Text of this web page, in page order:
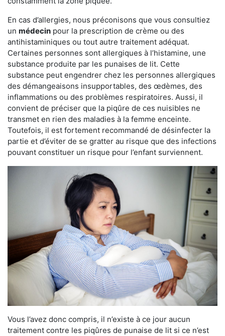
En cas d’allergies, nous préconisons que vous consultiez
un médecin pour la prescription de crème ou des
antihistaminiques ou tout autre traitement adéquat.
Certaines personnes sont allergiques à l’histamine, une
substance produite par les punaises de lit. Cette
substance peut engendrer chez les personnes allergiques
des démangeaisons insupportables, des œdèmes, des
inflammations ou des problèmes respiratoires. Aussi, il
convient de préciser que la piqûre de ces nuisibles ne
transmet en rien des maladies à la femme enceinte.
Toutefois, il est fortement recommandé de désinfecter la
partie et d’éviter de se gratter au risque que des infections
pouvant constituer un risque pour l’enfant surviennent.
Vous l’avez donc compris, il n’existe à ce jour aucun
traitement contre les piqûres de punaise de lit si ce n’est